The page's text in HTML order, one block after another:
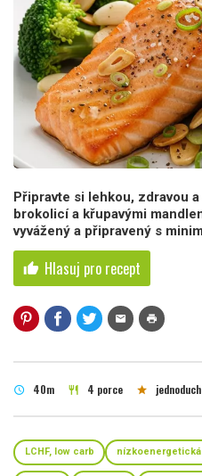
Připravte si lehkou, zdravou
brokolicí a křupavými
vyvážený a připravený s
thumb_up Hlasuj pro recept
mail print
schedule 40m restaurant 4 porce star
LCHF, low carb nízkoenergetická